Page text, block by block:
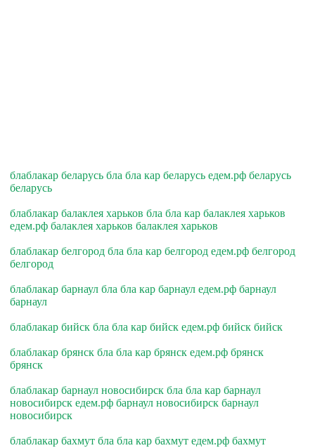
блаблакар беларусь бла бла кар беларусь едем.рф беларусь
беларусь
блаблакар балаклея харьков бла бла кар балаклея харьков
едем.рф балаклея харьков балаклея харьков
блаблакар белгород бла бла кар белгород едем.рф белгород
белгород
блаблакар барнаул бла бла кар барнаул едем.рф барнаул
барнаул
блаблакар бийск бла бла кар бийск едем.рф бийск бийск
блаблакар брянск бла бла кар брянск едем.рф брянск
брянск
блаблакар барнаул новосибирск бла бла кар барнаул
новосибирск едем.рф барнаул новосибирск барнаул
новосибирск
блаблакар бахмут бла бла кар бахмут едем.рф бахмут